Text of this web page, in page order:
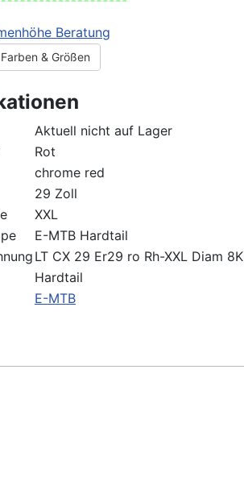
& Größen
Aktuell nicht auf Lager
Rot
chrome red
29 Zoll
XXL
E-MTB Hardtail
LT CX 29 Er29 ro Rh-XXL Diam 8K
Hardtail
E-MTB